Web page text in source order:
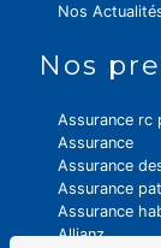
Nos
Nos
Assurance rc
Assurance
Assurance
Assurance
Assurance
Allianz